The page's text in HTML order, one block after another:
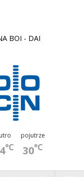
BOI - DAI
°C
pojutrze
30°C